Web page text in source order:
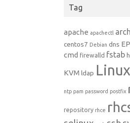
Tag
apache apachectl
centos7 Debian dns
cmd firewalld fstab
KVM ldap Linux
ntp pam password postfix
repository rhce